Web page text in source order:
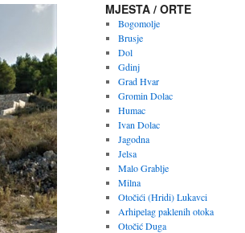
MJESTA / ORTE
Bogomolje
Brusje
Dol
Gdinj
Grad Hvar
Gromin Dolac
Humac
Ivan Dolac
Jagodna
Jelsa
Malo Grablje
Milna
Otočići (Hridi) Lukavci
Arhipelag paklenih otoka
Otočić Duga